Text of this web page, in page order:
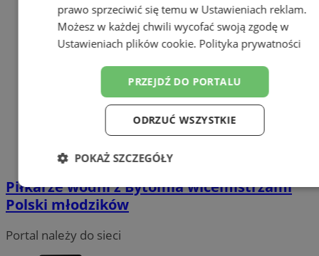
Piłkarze wodni z Bytomia wicemistrzami
Polski młodzików
Portal należy do sieci
prawo sprzeciwić się temu w Ustawieniach reklam.
Możesz w każdej chwili wycofać swoją zgodę w
Ustawieniach plików cookie. Polityka prywatności
PRZEJDŹ DO PORTALU
ODRZUĆ WSZYSTKIE
POKAŻ SZCZEGÓŁY
Niezbędne Wydajność Targetowanie
Funkcjonalność